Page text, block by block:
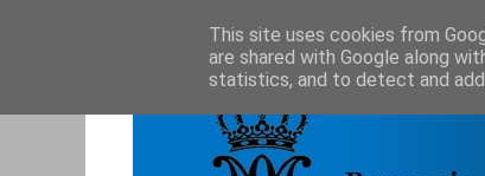
This site uses cookies from
are shared with Google along
statistics, and to detect and